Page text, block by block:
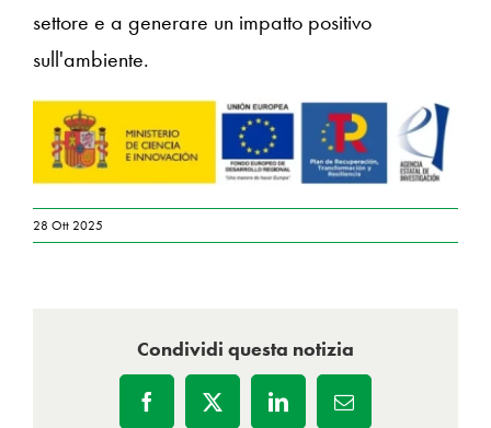
settore e a generare un impatto positivo
sull'ambiente.
28 Ott 2025
Condividi questa notizia
Facebook
X LinkedInEmail